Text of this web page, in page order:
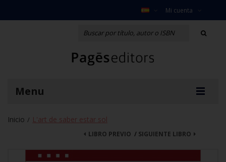
Mi cuenta
Menu
Inicio / L'art de saber estar sol
SIGUIENTE LIBRO
LIBRO PREVIO /